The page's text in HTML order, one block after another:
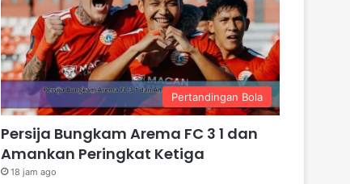
Pertandingan Bola
Persija Bungkam Arema FC 3 1 dan
Amankan Peringkat Ketiga
18 jam ago